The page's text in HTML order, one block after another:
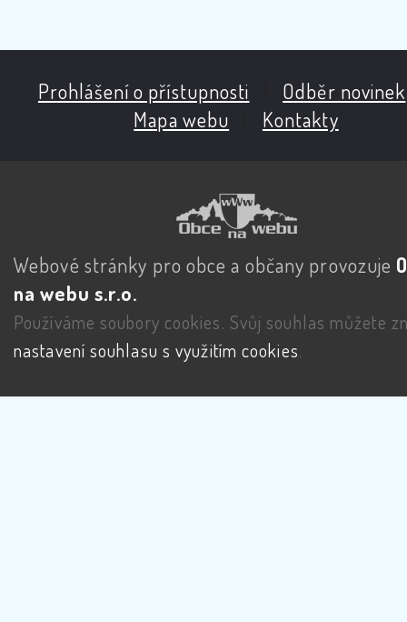
Prohlášení o přístupnosti Odběr novinek
Mapa webu
Kontakty
Webové stránky pro obce a občany provozuje
na webu s.r.o.
Používáme soubory cookies. Svůj souhlas můžete
nastavení souhlasu s využitím cookies.